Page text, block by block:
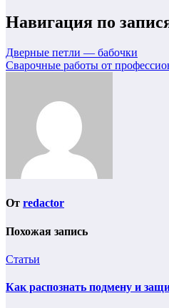
Навигация по
Дверные петли — бабочки
Сварочные работы от
От redactor
Похожая запись
Статьи
Как распознать подмену и